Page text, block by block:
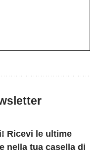
Ricevi le ultime
nella tua casella di